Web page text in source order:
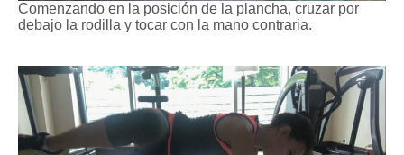
Comenzando en la posición de la plancha, cruzar por
debajo la rodilla y tocar con la mano contraria.